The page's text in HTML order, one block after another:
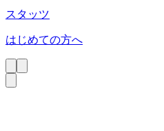
スタッツ
はじめての方へ